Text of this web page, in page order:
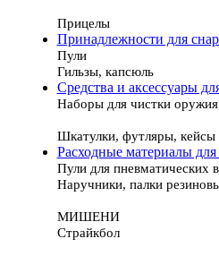
Прицелы
Принадлежности для
Пули
Гильзы, капсюль
Средства и аксессуары
Наборы для чистки
Шкатулки, футляры, кейсы
Расходные материалы
Пули для пневматических
Наручники, палки
МИШЕНИ
Страйкбол